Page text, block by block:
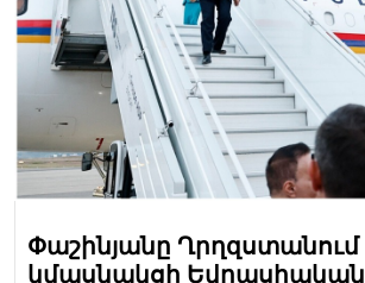
Փաշինյանը Ղրղզստանում
կմասնակցի Եվրասիական